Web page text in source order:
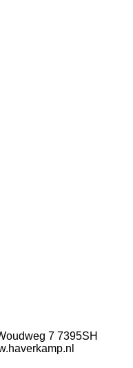
7 7395SH